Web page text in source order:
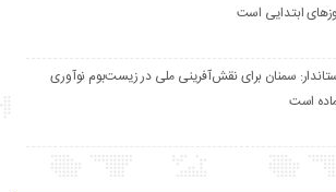
ابتدایی است
سمنان برای نقش‌آفرینی ملی در زیست‌بوم نوآوری
است